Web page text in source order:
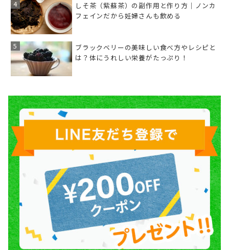
しそ茶（紫蘇茶）の副作用と作り方｜ノンカ
フェインだから妊婦さんも飲める
ブラックベリーの美味しい食べ方やレシピと
は？体にうれしい栄養がたっぷり！